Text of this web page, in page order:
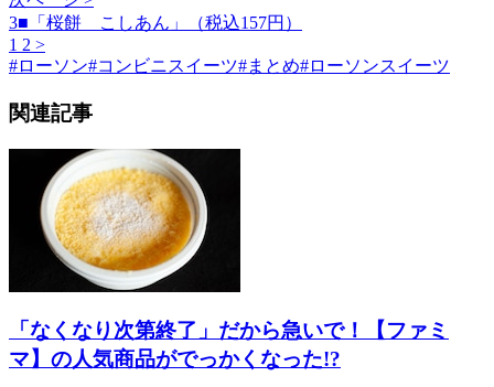
3■「桜餅 こしあん」（税込157円）
1 2 >
#ローソン#コンビニスイーツ#まとめ#ローソンスイーツ
関連記事
「なくなり次第終了」だから急いで！【ファミ
マ】の人気商品がでっかくなった!?